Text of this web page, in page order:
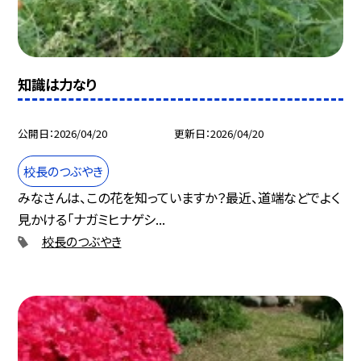
知識は力なり
公開日 2026/04/20 更新日 2026/04/20
校長のつぶやき
みなさんは、この花を知っていますか？最近、道端などでよく
見かける「ナガミヒナゲシ...
校長のつぶやき